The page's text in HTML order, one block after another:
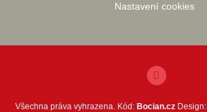
Nastavení cookies
Všechna práva vyhrazena. Kód: Bocian.cz Design: